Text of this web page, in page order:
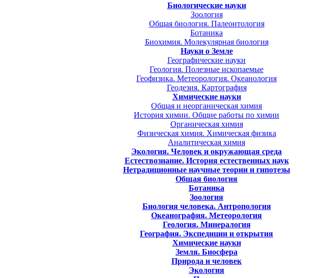
Биологические науки
Зоология
Общая биология. Палеонтология
Ботаника
Биохимия. Молекулярная биология
Науки о Земле
Географические науки
Геология. Полезные ископаемые
Геофизика. Метеорология. Океанология
Геодезия. Картография
Химические науки
Общая и неорганическая химия
История химии. Общие работы по химии
Органическая химия
Физическая химия. Химическая физика
Аналитическая химия
Экология. Человек и окружающая среда
Естествознание. История естественных наук
Нетрадиционные научные теории и гипотезы
Общая биология
Ботаника
Зоология
Биология человека. Антропология
Океанография. Метеорология
Геология. Минералогия
География. Экспедиции и открытия
Химические науки
Земля. Биосфера
Природа и человек
Экология